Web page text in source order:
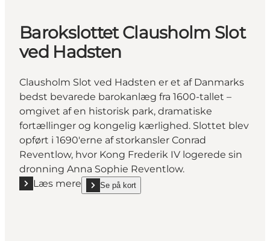
Barokslottet Clausholm Slot
ved Hadsten
Clausholm Slot ved Hadsten er et af Danmarks
bedst bevarede barokanlæg fra 1600-tallet –
omgivet af en historisk park, dramatiske
fortællinger og kongelig kærlighed. Slottet blev
opført i 1690'erne af storkansler Conrad
Reventlow, hvor Kong Frederik IV logerede sin
dronning Anna Sophie Reventlow.
Læs mere
Læs mere "Barokslottet Clausholm Slot ved
Se på kort
show Barokslottet Clausholm Slot ved Hadsten